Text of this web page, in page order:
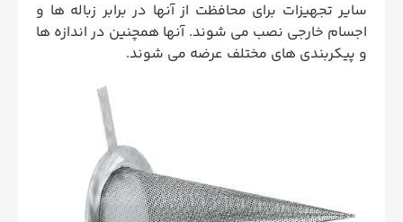
سایر تجهیزات برای محافظت از آنها در برابر زباله ها و
اجسام خارجی نصب می شوند. آنها همچنین در اندازه ها
و پیکربندی های مختلف عرضه می شوند.